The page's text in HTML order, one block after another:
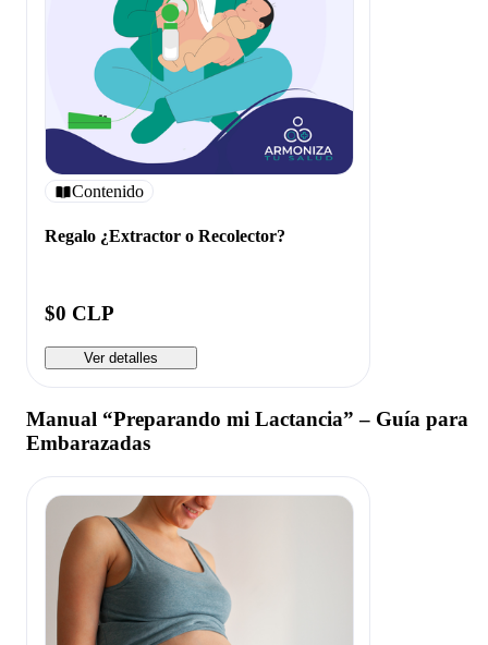
Contenido
Regalo ¿Extractor o Recolector?
$0 CLP
Ver detalles
Manual “Preparando mi Lactancia” – Guía para
Embarazadas